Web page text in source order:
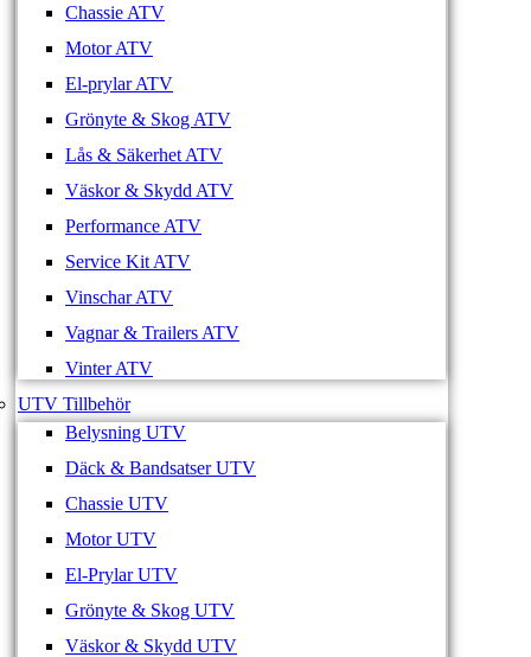
Chassie ATV
Motor ATV
El-prylar ATV
Grönyte & Skog ATV
Lås & Säkerhet ATV
Väskor & Skydd ATV
Performance ATV
Service Kit ATV
Vinschar ATV
Vagnar & Trailers ATV
Vinter ATV
UTV Tillbehör
Belysning UTV
Däck & Bandsatser UTV
Chassie UTV
Motor UTV
El-Prylar UTV
Grönyte & Skog UTV
Väskor & Skydd UTV